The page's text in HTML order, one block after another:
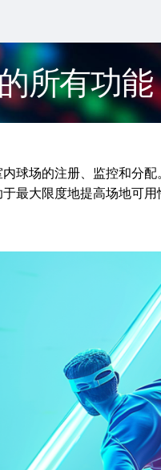
能/ 您
球场的注册、监控和分
最大限度地提高场地可用